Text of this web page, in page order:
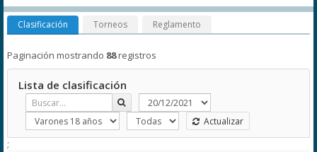
Clasificación Torneos Reglamento
Paginación mostrando 88registros
Lista de clasificación
Actualizar
;